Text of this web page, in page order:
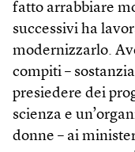
fatto arrabbiare
successivi ha
modernizzarlo.
compiti –
presiedere dei
scienza e
donne – ai